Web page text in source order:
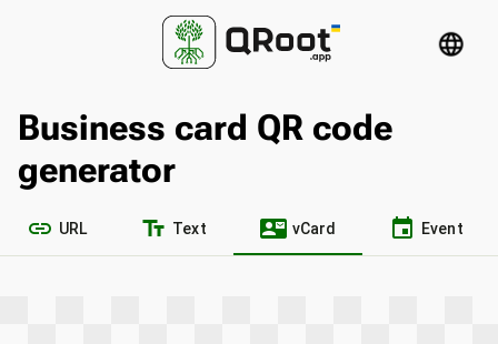
language
Business card QR code
generator
link URL text_fields Text contact_mail vCard event Event